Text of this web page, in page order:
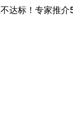
达标！专家推